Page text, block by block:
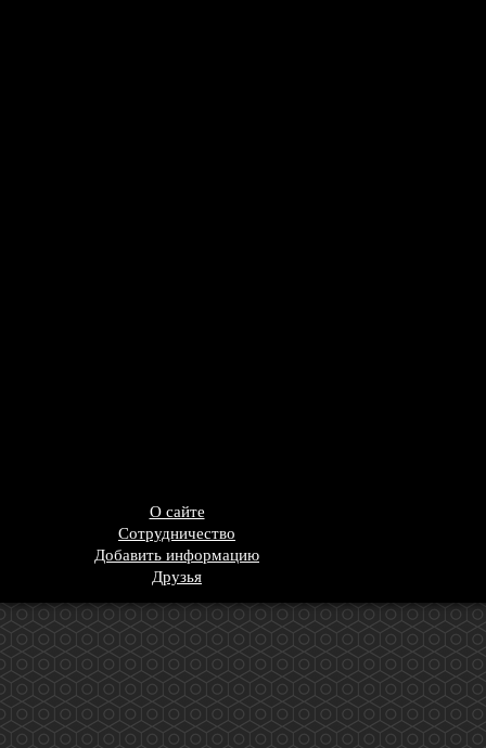
О сайте
Сотрудничество
Добавить информацию
Друзья